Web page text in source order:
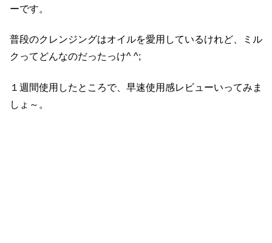
ーです。
普段のクレンジングはオイルを愛用しているけれど、ミル
クってどんなのだったっけ^ ^;
１週間使用したところで、早速使用感レビューいってみま
しょ～。